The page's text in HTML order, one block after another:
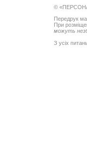
©
Передрук
При
можуть
З усіх